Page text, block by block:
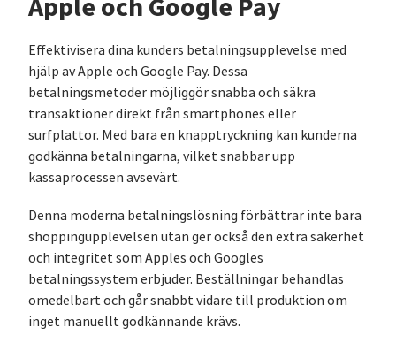
Apple och Google Pay
Effektivisera dina kunders betalningsupplevelse med
hjälp av Apple och Google Pay. Dessa
betalningsmetoder möjliggör snabba och säkra
transaktioner direkt från smartphones eller
surfplattor. Med bara en knapptryckning kan kunderna
godkänna betalningarna, vilket snabbar upp
kassaprocessen avsevärt.
Denna moderna betalningslösning förbättrar inte bara
shoppingupplevelsen utan ger också den extra säkerhet
och integritet som Apples och Googles
betalningssystem erbjuder. Beställningar behandlas
omedelbart och går snabbt vidare till produktion om
inget manuellt godkännande krävs.